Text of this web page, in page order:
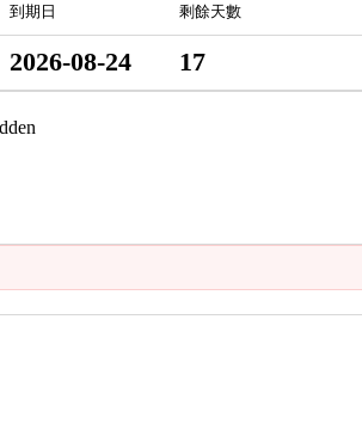
到期日 剩餘天數
2026-08-24 17